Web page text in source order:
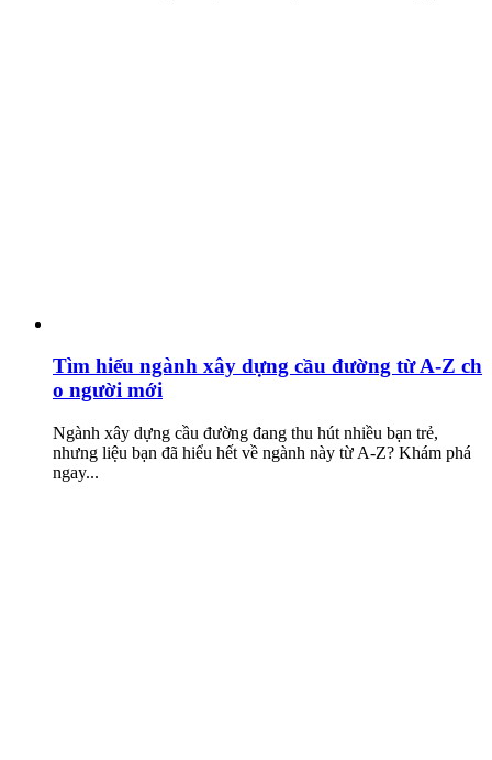
Tìm hiểu ngành xây dựng cầu đường từ A-Z ch
o người mới
Ngành xây dựng cầu đường đang thu hút nhiều bạn trẻ,
nhưng liệu bạn đã hiểu hết về ngành này từ A-Z? Khám phá
ngay...